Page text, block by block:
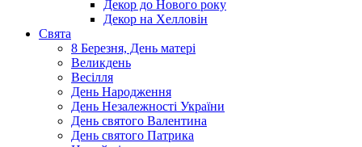
Декор до Нового року
Декор на Хелловін
Свята
8 Березня, День матері
Великдень
Весілля
День Народження
День Незалежності України
День святого Валентина
День святого Патрика